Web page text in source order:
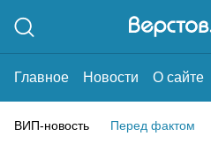
Главное Новости О сайте
ВИП-новость Перед фактом